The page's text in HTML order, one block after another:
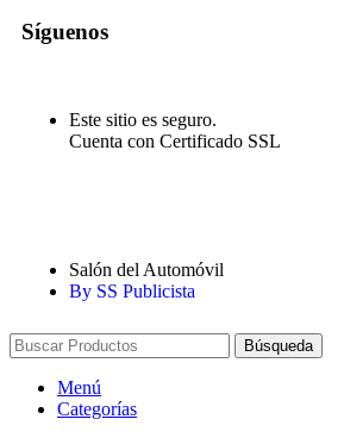
Síguenos
Este sitio es seguro.
Cuenta con Certificado SSL
Salón del Automóvil
By SS Publicista
Búsqueda
Menú
Categorías